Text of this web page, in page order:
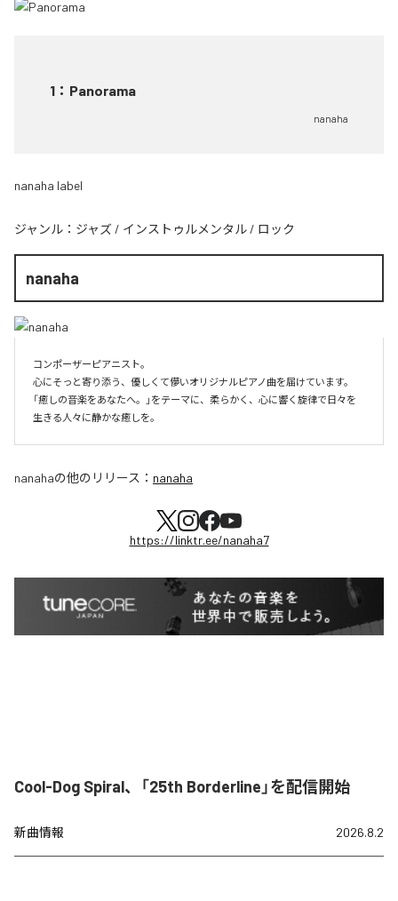
1 ： Panorama
nanaha
nanaha label
ジャンル： ジャズ / インストゥルメンタル / ロック
nanaha
コンポーザーピアニスト。
心にそっと寄り添う、優しくて儚いオリジナルピアノ曲を届けています。
「癒しの音楽をあなたへ。」をテーマに、柔らかく、心に響く旋律で日々を
生きる人々に静かな癒しを。
nanahaの他のリリース： nanaha
https://linktr.ee/nanaha7
Cool-Dog Spiral、「25th Borderline」を配信開始
新曲情報 2026.8.2